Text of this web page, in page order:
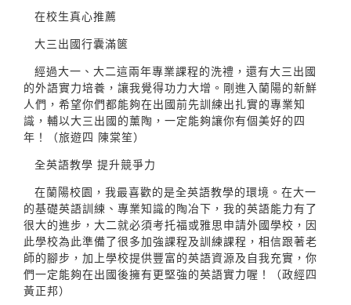
在校生真心推薦
大三出國行囊滿篋
經過大一、大二這兩年專業課程的洗禮，還有大三出國
的外語實力培養，讓我覺得功力大增。剛進入蘭陽的新鮮
人們，希望你們都能夠在出國前先訓練出扎實的專業知
識，輔以大三出國的薰陶，一定能夠讓你有個美好的四
年！（旅遊四 陳棠笙）
全英語教學 提升競爭力
在蘭陽校園，我最喜歡的是全英語教學的環境。在大一
的基礎英語訓練、專業知識的陶冶下，我的英語能力有了
很大的進步，大二就必須考托福或雅思申請外國學校，因
此學校為此準備了很多加強課程及訓練課程，相信跟著老
師的腳步，加上學校提供豐富的英語資源及自我充實，你
們一定能夠在出國後擁有更堅強的英語實力喔！（政經四
黃正邦）